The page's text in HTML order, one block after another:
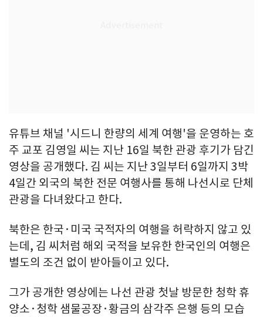
유튜브 채널 '시드니 한량의 세계 여행'을 운영하는 호
주 교포 김영일 씨는 지난 16일 북한 관광 후기가 담긴
영상을 공개했다. 김 씨는 지난 3일부터 6일까지 3박
4일간 외국의 북한 전문 여행사를 통해 나선시로 단체
관광을 다녀왔다고 한다.
북한은 한국·미국 국적자의 여행을 허락하지 않고 있
는데, 김 씨처럼 해외 국적을 보유한 한국인의 여행은
별도의 조건 없이 받아들이고 있다.
그가 공개한 영상에는 나선 관광 첫날 방문한 청학 휴
양소·청학 샘물공장·황금의 삼각주 은행 등의 모습